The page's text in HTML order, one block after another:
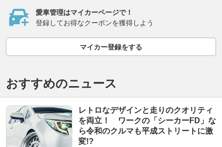
愛車管理はマイカーページで！
登録してお得なクーポンを獲得しよう
マイカー登録をする
おすすめのニュース
レトロなデザインと走りのクオリティ
を両立！ ワークの「シーカーFD」な
ら令和のクルマも平成ストリートに激
変!?